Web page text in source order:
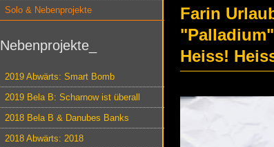
Solo & Nebenprojekte
Nebenprojekte_
2019 Abwärts: Smart Bomb
2019 Bela B: Scharnow ist überall
2018 Bela B & Danubes Banks
2018 Abwärts: 2018
Farin
Heiss!